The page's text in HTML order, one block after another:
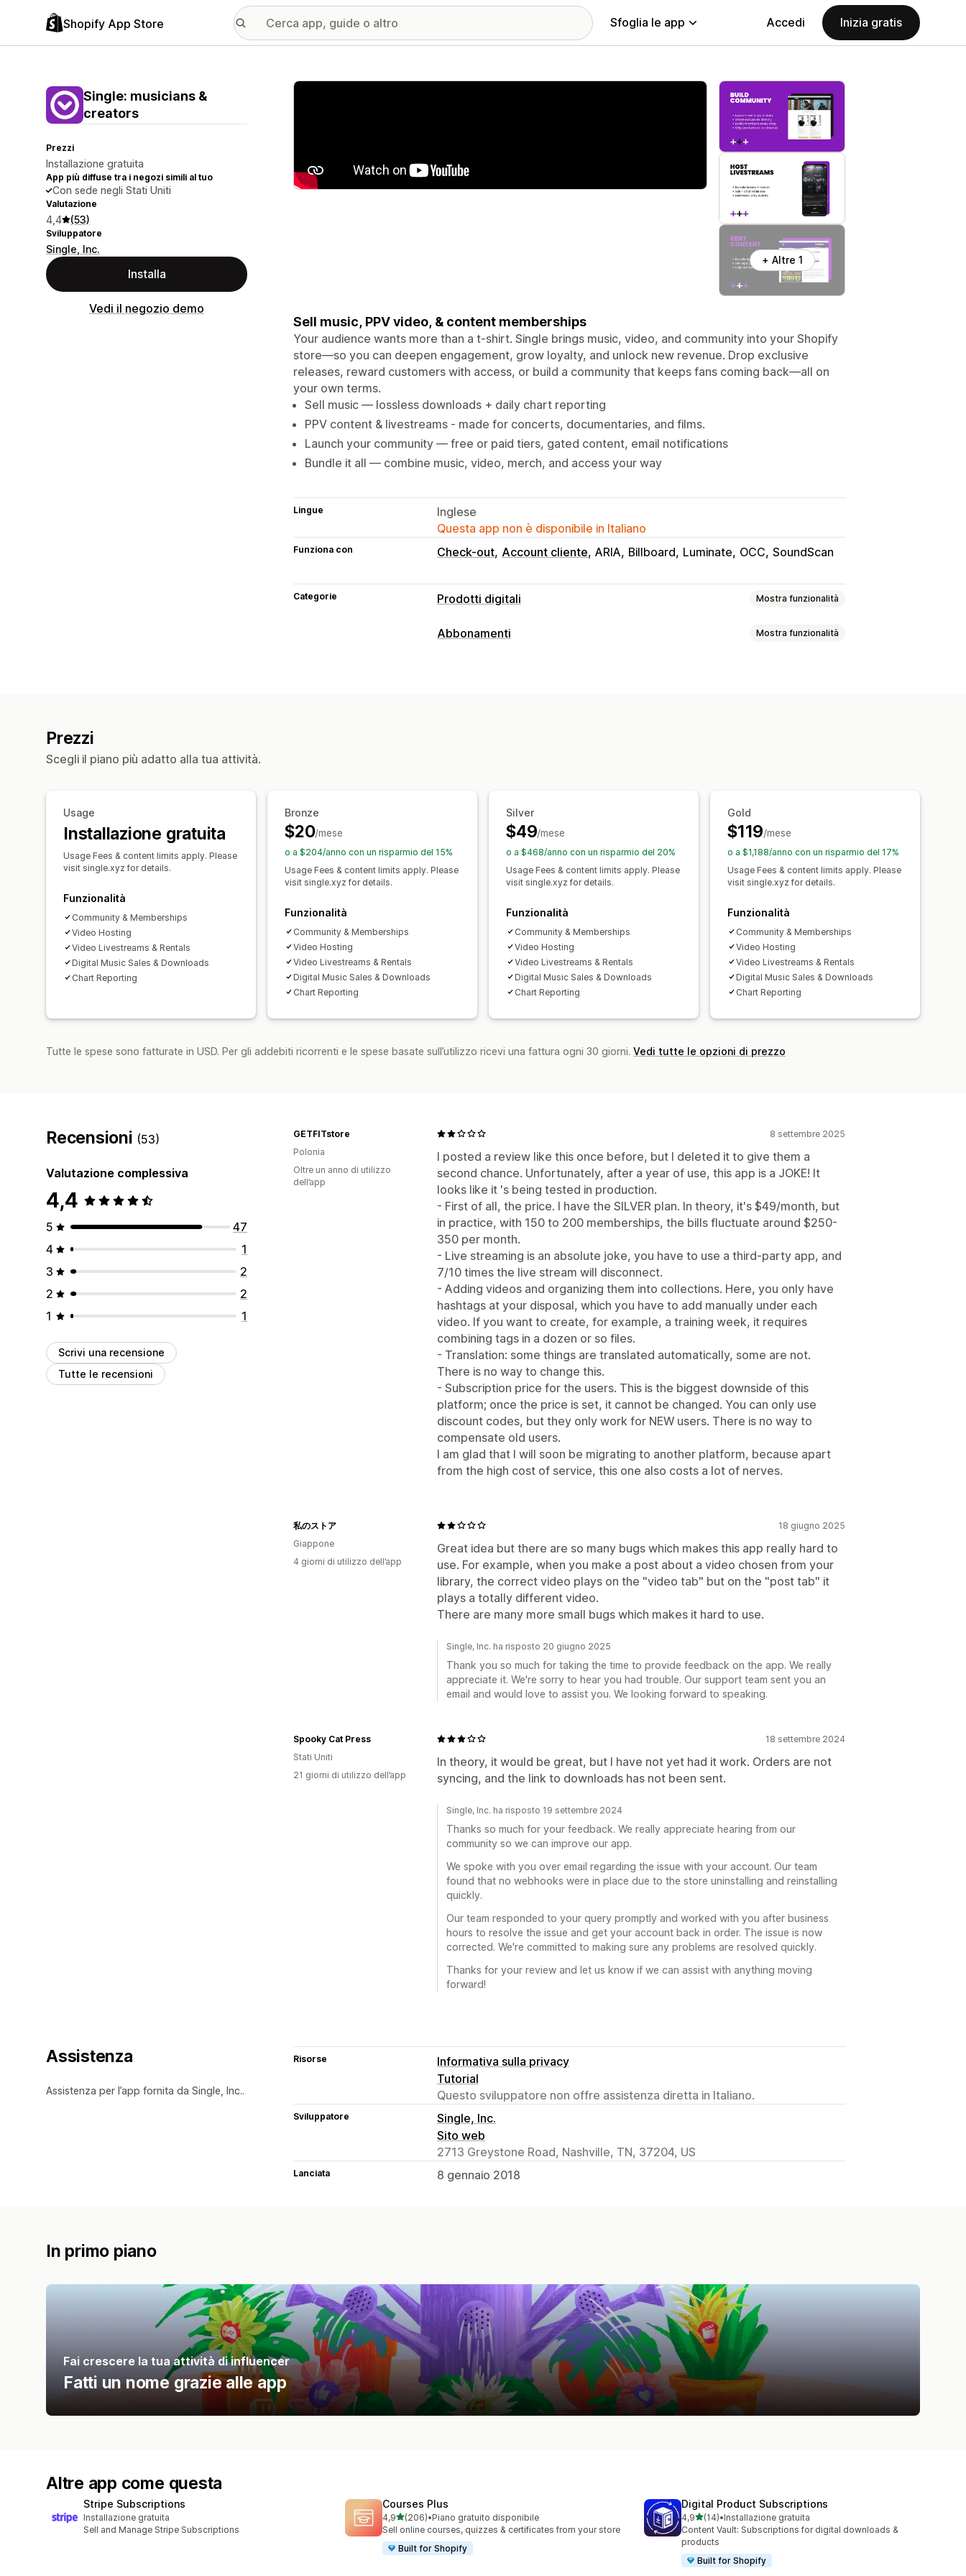
Shopify App Store Sfoglia le app Accedi Inizia gratis
Single: musicians &
creators
Prezzi
Installazione gratuita
App più diffuse tra i negozi simili al tuo
Con sede negli Stati Uniti
Valutazione
4,4 (53)
Sviluppatore
Single, Inc.
Installa
Vedi il negozio demo
Galleria immagini in evidenza
+ Altre 1
Sell music, PPV video, & content memberships
Your audience wants more than a t-shirt. Single brings music, video, and community into your Shopify
store—so you can deepen engagement, grow loyalty, and unlock new revenue. Drop exclusive
releases, reward customers with access, or build a community that keeps fans coming back—all on
your own terms.
Sell music — lossless downloads + daily chart reporting
PPV content & livestreams - made for concerts, documentaries, and films.
Launch your community — free or paid tiers, gated content, email notifications
Bundle it all — combine music, video, merch, and access your way
Lingue
Inglese
Questa app non è disponibile in Italiano
Funziona con Check-out Account cliente ARIA Billboard Luminate OCC SoundScan
Categorie Prodotti digitali Mostra funzionalità
Tipi di prodotto
Abbonamenti Mostra funzionalità
Prezzi al consumo
Prezzi personalizzati
Prezzi
Scegli il piano più adatto alla tua attività.
Usage
Installazione gratuita
Usage Fees & content limits apply. Please
visit single.xyz for details.
Funzionalità
Community & Memberships
Video Hosting
Video Livestreams & Rentals
Digital Music Sales & Downloads
Chart Reporting
Bronze
$20/mese
o a $204/anno con un risparmio del 15%
Usage Fees & content limits apply. Please
visit single.xyz for details.
Funzionalità
Community & Memberships
Video Hosting
Video Livestreams & Rentals
Digital Music Sales & Downloads
Chart Reporting
Silver
$49/mese
o a $468/anno con un risparmio del 20%
Usage Fees & content limits apply. Please
visit single.xyz for details.
Funzionalità
Community & Memberships
Video Hosting
Video Livestreams & Rentals
Digital Music Sales & Downloads
Chart Reporting
Gold
$119/mese
o a $1,188/anno con un risparmio del 17%
Usage Fees & content limits apply. Please
visit single.xyz for details.
Funzionalità
Community & Memberships
Video Hosting
Video Livestreams & Rentals
Digital Music Sales & Downloads
Chart Reporting
Tutte le spese sono fatturate in USD. Per gli addebiti ricorrenti e le spese basate sull’utilizzo ricevi una fattura ogni 30 giorni. Vedi tutte le opzioni di prezzo
Recensioni (53)
Valutazione complessiva
4,4
5
47
4
1
3
2
2
2
1
1
Scrivi una recensione
Tutte le recensioni
8 settembre 2025
I posted a review like this once before, but I deleted it to give them a
second chance. Unfortunately, after a year of use, this app is a JOKE! It
looks like it 's being tested in production.
- First of all, the price. I have the SILVER plan. In theory, it's $49/month, but
in practice, with 150 to 200 memberships, the bills fluctuate around $250-
350 per month.
- Live streaming is an absolute joke, you have to use a third-party app, and
7/10 times the live stream will disconnect.
- Adding videos and organizing them into collections. Here, you only have
hashtags at your disposal, which you have to add manually under each
video. If you want to create, for example, a training week, it requires
combining tags in a dozen or so files.
- Translation: some things are translated automatically, some are not.
There is no way to change this.
- Subscription price for the users. This is the biggest downside of this
platform; once the price is set, it cannot be changed. You can only use
discount codes, but they only work for NEW users. There is no way to
compensate old users.
I am glad that I will soon be migrating to another platform, because apart
from the high cost of service, this one also costs a lot of nerves.
GETFITstore
Polonia
Oltre un anno di utilizzo
dell’app
18 giugno 2025
Great idea but there are so many bugs which makes this app really hard to
use. For example, when you make a post about a video chosen from your
library, the correct video plays on the "video tab" but on the "post tab" it
plays a totally different video.
There are many more small bugs which makes it hard to use.
私のストア
Giappone
4 giorni di utilizzo dell’app
Single, Inc. ha risposto 20 giugno 2025
Thank you so much for taking the time to provide feedback on the app. We really
appreciate it. We're sorry to hear you had trouble. Our support team sent you an
email and would love to assist you. We looking forward to speaking.
18 settembre 2024
In theory, it would be great, but I have not yet had it work. Orders are not
syncing, and the link to downloads has not been sent.
Spooky Cat Press
Stati Uniti
21 giorni di utilizzo dell’app
Single, Inc. ha risposto 19 settembre 2024
Thanks so much for your feedback. We really appreciate hearing from our
community so we can improve our app.
We spoke with you over email regarding the issue with your account. Our team
found that no webhooks were in place due to the store uninstalling and reinstalling
quickly.
Our team responded to your query promptly and worked with you after business
hours to resolve the issue and get your account back in order. The issue is now
corrected. We're committed to making sure any problems are resolved quickly.
Thanks for your review and let us know if we can assist with anything moving
forward!
Assistenza
Assistenza per l’app fornita da Single, Inc..
Risorse
Informativa sulla privacy
Tutorial
Questo sviluppatore non offre assistenza diretta in Italiano.
Sviluppatore
Single, Inc.
Sito web
2713 Greystone Road, Nashville, TN, 37204, US
Lanciata 8 gennaio 2018
In primo piano
Fai crescere la tua attività di influencer
Fatti un nome grazie alle app
Altre app come questa
Stripe Subscriptions
Installazione gratuita
Sell and Manage Stripe Subscriptions
Courses Plus
4,9stelle su 5
(206)
206 recensioni totali
•Piano gratuito disponibile
Sell online courses, quizzes & certificates from your store
Built for Shopify
Digital Product Subscriptions
4,9stelle su 5
(14)
14 recensioni totali
•Installazione gratuita
Content Vault: Subscriptions for digital downloads &
products
Built for Shopify